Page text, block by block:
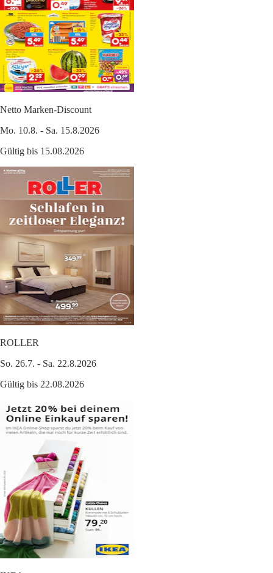
Netto Marken-Discount
Mo. 10.8. - Sa. 15.8.2026
Gültig bis 15.08.2026
ROLLER
So. 26.7. - Sa. 22.8.2026
Gültig bis 22.08.2026